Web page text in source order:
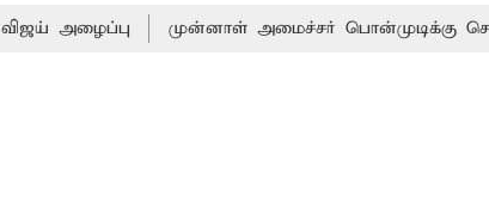
முன்னாள் அமைச்சர் பொன்முடிக்கு சென்னை